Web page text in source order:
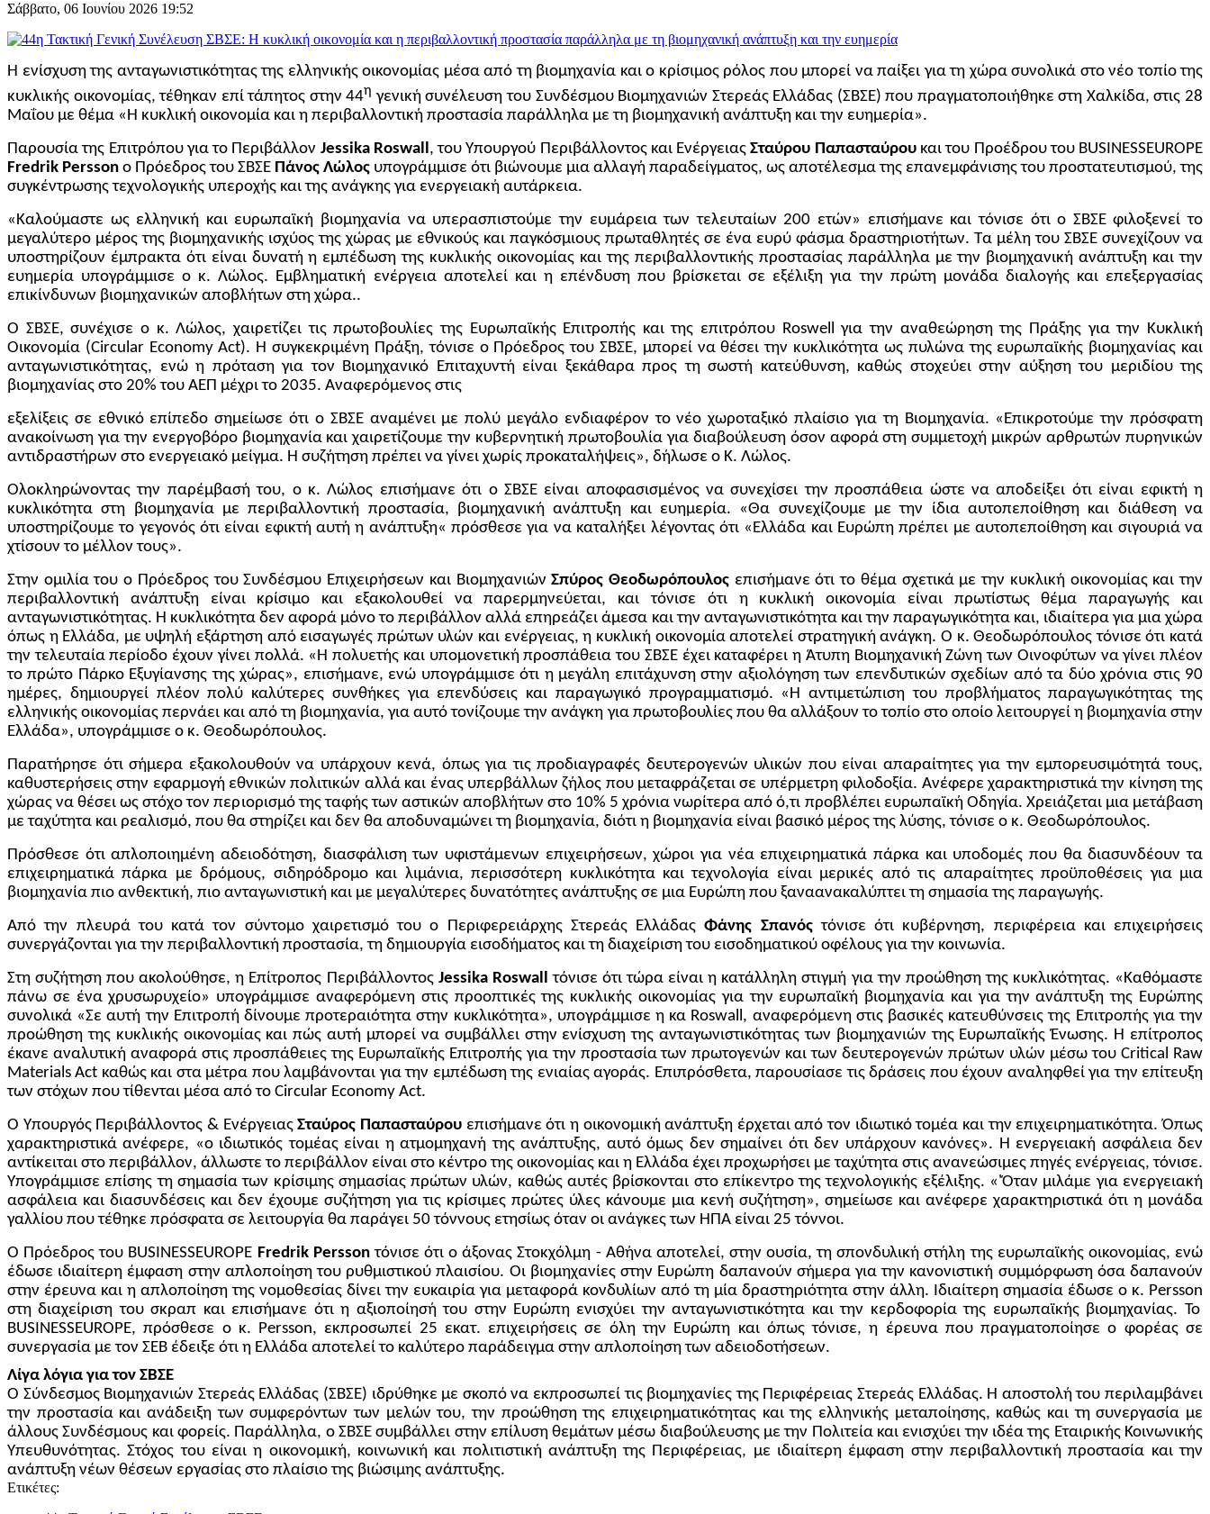
Σάββατο, 06 Ιουνίου 2026 19:52
Η ενίσχυση της ανταγωνιστικότητας της ελληνικής οικονομίας μέσα από τη βιομηχανία και ο κρίσιμος ρόλος που μπορεί να παίξει για τη χώρα συνολικά στο νέο τοπίο της
κυκλικής οικονομίας, τέθηκαν επί τάπητος στην 44η γενική συνέλευση του Συνδέσμου Βιομηχανιών Στερεάς Ελλάδας (ΣΒΣΕ) που πραγματοποιήθηκε στη Χαλκίδα, στις 28
Μαΐου με θέμα «Η κυκλική οικονομία και η περιβαλλοντική προστασία παράλληλα με τη βιομηχανική ανάπτυξη και την ευημερία».
Παρουσία της Επιτρόπου για το Περιβάλλον Jessika Roswall , του Υπουργού Περιβάλλοντος και ΕνέργειαςΣταύρου Παπασταύρουκαι του Προέδρου του BUSINESSEUROPE
Fredrik Persson ο Πρόεδρος του ΣΒΣΕ Πάνος Λώλος υπογράμμισε ότι βιώνουμε μια αλλαγή παραδείγματος, ως αποτέλεσμα της επανεμφάνισης του προστατευτισμού, της
συγκέντρωσης τεχνολογικής υπεροχής και της ανάγκης για ενεργειακή αυτάρκεια.
«Καλούμαστε ως ελληνική και ευρωπαϊκή βιομηχανία να υπερασπιστούμε την ευμάρεια των τελευταίων 200 ετών» επισήμανε και τόνισε ότι ο ΣΒΣΕ φιλοξενεί το
μεγαλύτερο μέρος της βιομηχανικής ισχύος της χώρας με εθνικούς και παγκόσμιους πρωταθλητές σε ένα ευρύ φάσμα δραστηριοτήτων. Τα μέλη του ΣΒΣΕ συνεχίζουν να
υποστηρίζουν έμπρακτα ότι είναι δυνατή η εμπέδωση της κυκλικής οικονομίας και της περιβαλλοντικής προστασίας παράλληλα με την βιομηχανική ανάπτυξη και την
ευημερία υπογράμμισε ο κ. Λώλος. Εμβληματική ενέργεια αποτελεί και η επένδυση που βρίσκεται σε εξέλιξη για την πρώτη μονάδα διαλογής και επεξεργασίας
επικίνδυνων βιομηχανικών αποβλήτων στη χώρα..
Ο ΣΒΣΕ, συνέχισε ο κ. Λώλος, χαιρετίζει τις πρωτοβουλίες της Ευρωπαϊκής Επιτροπής και της επιτρόπου Roswell για την αναθεώρηση της Πράξης για την Κυκλική
Οικονομία (Circular Economy Act). Η συγκεκριμένη Πράξη, τόνισε ο Πρόεδρος του ΣΒΣΕ, μπορεί να θέσει την κυκλικότητα ως πυλώνα της ευρωπαϊκής βιομηχανίας και
ανταγωνιστικότητας, ενώ η πρόταση για τον Βιομηχανικό Επιταχυντή είναι ξεκάθαρα προς τη σωστή κατεύθυνση, καθώς στοχεύει στην αύξηση του μεριδίου της
βιομηχανίας στο 20% του ΑΕΠ μέχρι το 2035. Αναφερόμενος στις
εξελίξεις σε εθνικό επίπεδο σημείωσε ότι ο ΣΒΣΕ αναμένει με πολύ μεγάλο ενδιαφέρον το νέο χωροταξικό πλαίσιο για τη Βιομηχανία. «Επικροτούμε την πρόσφατη
ανακοίνωση για την ενεργοβόρο βιομηχανία και χαιρετίζουμε την κυβερνητική πρωτοβουλία για διαβούλευση όσον αφορά στη συμμετοχή μικρών αρθρωτών πυρηνικών
αντιδραστήρων στο ενεργειακό μείγμα. Η συζήτηση πρέπει να γίνει χωρίς προκαταλήψεις», δήλωσε ο Κ. Λώλος.
Ολοκληρώνοντας την παρέμβασή του, ο κ. Λώλος επισήμανε ότι ο ΣΒΣΕ είναι αποφασισμένος να συνεχίσει την προσπάθεια ώστε να αποδείξει ότι είναι εφικτή η
κυκλικότητα στη βιομηχανία με περιβαλλοντική προστασία, βιομηχανική ανάπτυξη και ευημερία. «Θα συνεχίζουμε με την ίδια αυτοπεποίθηση και διάθεση να
υποστηρίζουμε το γεγονός ότι είναι εφικτή αυτή η ανάπτυξη« πρόσθεσε για να καταλήξει λέγοντας ότι «Ελλάδα και Ευρώπη πρέπει με αυτοπεποίθηση και σιγουριά να
χτίσουν το μέλλον τους».
Στην ομιλία του ο Πρόεδρος του Συνδέσμου Επιχειρήσεων και ΒιομηχανιώνΣπύρος Θεοδωρόπουλος επισήμανε ότι το θέμα σχετικά με την κυκλική οικονομίας και την
περιβαλλοντική ανάπτυξη είναι κρίσιμο και εξακολουθεί να παρερμηνεύεται, και τόνισε ότι η κυκλική οικονομία είναι πρωτίστως θέμα παραγωγής και
ανταγωνιστικότητας. Η κυκλικότητα δεν αφορά μόνο το περιβάλλον αλλά επηρεάζει άμεσα και την ανταγωνιστικότητα και την παραγωγικότητα και, ιδιαίτερα για μια χώρα
όπως η Ελλάδα, με υψηλή εξάρτηση από εισαγωγές πρώτων υλών και ενέργειας, η κυκλική οικονομία αποτελεί στρατηγική ανάγκη. Ο κ. Θεοδωρόπουλος τόνισε ότι κατά
την τελευταία περίοδο έχουν γίνει πολλά. «Η πολυετής και υπομονετική προσπάθεια του ΣΒΣΕ έχει καταφέρει η Άτυπη Βιομηχανική Ζώνη των Οινοφύτων να γίνει πλέον
το πρώτο Πάρκο Εξυγίανσης της χώρας», επισήμανε, ενώ υπογράμμισε ότι η μεγάλη επιτάχυνση στην αξιολόγηση των επενδυτικών σχεδίων από τα δύο χρόνια στις 90
ημέρες, δημιουργεί πλέον πολύ καλύτερες συνθήκες για επενδύσεις και παραγωγικό προγραμματισμό. «Η αντιμετώπιση του προβλήματος παραγωγικότητας της
ελληνικής οικονομίας περνάει και από τη βιομηχανία, για αυτό τονίζουμε την ανάγκη για πρωτοβουλίες που θα αλλάξουν το τοπίο στο οποίο λειτουργεί η βιομηχανία στην
Ελλάδα», υπογράμμισε ο κ. Θεοδωρόπουλος.
Παρατήρησε ότι σήμερα εξακολουθούν να υπάρχουν κενά, όπως για τις προδιαγραφές δευτερογενών υλικών που είναι απαραίτητες για την εμπορευσιμότητά τους,
καθυστερήσεις στην εφαρμογή εθνικών πολιτικών αλλά και ένας υπερβάλλων ζήλος που μεταφράζεται σε υπέρμετρη φιλοδοξία. Ανέφερε χαρακτηριστικά την κίνηση της
χώρας να θέσει ως στόχο τον περιορισμό της ταφής των αστικών αποβλήτων στο 10% 5 χρόνια νωρίτερα από ό,τι προβλέπει ευρωπαϊκή Οδηγία. Χρειάζεται μια μετάβαση
με ταχύτητα και ρεαλισμό, που θα στηρίζει και δεν θα αποδυναμώνει τη βιομηχανία, διότι η βιομηχανία είναι βασικό μέρος της λύσης, τόνισε ο κ. Θεοδωρόπουλος.
Πρόσθεσε ότι απλοποιημένη αδειοδότηση, διασφάλιση των υφιστάμενων επιχειρήσεων, χώροι για νέα επιχειρηματικά πάρκα και υποδομές που θα διασυνδέουν τα
επιχειρηματικά πάρκα με δρόμους, σιδηρόδρομο και λιμάνια, περισσότερη κυκλικότητα και τεχνολογία είναι μερικές από τις απαραίτητες προϋποθέσεις για μια
βιομηχανία πιο ανθεκτική, πιο ανταγωνιστική και με μεγαλύτερες δυνατότητες ανάπτυξης σε μια Ευρώπη που ξαναανακαλύπτει τη σημασία της παραγωγής.
Από την πλευρά του κατά τον σύντομο χαιρετισμό του ο Περιφερειάρχης Στερεάς ΕλλάδαςΦάνης Σπανόςτόνισε ότι κυβέρνηση, περιφέρεια και επιχειρήσεις
συνεργάζονται για την περιβαλλοντική προστασία, τη δημιουργία εισοδήματος και τη διαχείριση του εισοδηματικού οφέλους για την κοινωνία.
Στη συζήτηση που ακολούθησε, η Επίτροπος Περιβάλλοντος Jessika Roswall
τόνισε ότι τώρα είναι η κατάλληλη στιγμή για την προώθηση της κυκλικότητας. «Καθόμαστε
πάνω σε ένα χρυσωρυχείο» υπογράμμισε αναφερόμενη στις προοπτικές της κυκλικής οικονομίας για την ευρωπαϊκή βιομηχανία και για την ανάπτυξη της Ευρώπης
συνολικά «Σε αυτή την Επιτροπή δίνουμε προτεραιότητα στην κυκλικότητα», υπογράμμισε η κα Roswall , αναφερόμενη στις βασικές κατευθύνσεις της Επιτροπής για την
προώθηση της κυκλικής οικονομίας και πώς αυτή μπορεί να συμβάλλει στην ενίσχυση της ανταγωνιστικότητας των βιομηχανιών της Ευρωπαϊκής Ένωσης. Η επίτροπος
έκανε αναλυτική αναφορά στις προσπάθειες της Ευρωπαϊκής Επιτροπής για την προστασία των πρωτογενών και των δευτερογενών πρώτων υλών μέσω τουCritical
Raw
Materials Act καθώς και στα μέτρα που λαμβάνονται για την εμπέδωση της ενιαίας αγοράς. Επιπρόσθετα, παρουσίασε τις δράσεις που έχουν αναληφθεί για την επίτευξη
των στόχων που τίθενται μέσα από το Circular Economy Act.
Ο Υπουργός Περιβάλλοντος & ΕνέργειαςΣταύρος Παπασταύρουεπισήμανε ότι η οικονομική ανάπτυξη έρχεται από τον ιδιωτικό τομέα και την επιχειρηματικότητα. Όπως
χαρακτηριστικά ανέφερε, «ο ιδιωτικός τομέας είναι η ατμομηχανή της ανάπτυξης, αυτό όμως δεν σημαίνει ότι δεν υπάρχουν κανόνες». Η ενεργειακή ασφάλεια δεν
αντίκειται στο περιβάλλον, άλλωστε το περιβάλλον είναι στο κέντρο της οικονομίας και η Ελλάδα έχει προχωρήσει με ταχύτητα στις ανανεώσιμες πηγές ενέργειας, τόνισε.
Υπογράμμισε επίσης τη σημασία των κρίσιμης σημασίας πρώτων υλών, καθώς αυτές βρίσκονται στο επίκεντρο της τεχνολογικής εξέλιξης. «'Όταν μιλάμε για ενεργειακή
ασφάλεια και διασυνδέσεις και δεν έχουμε συζήτηση για τις κρίσιμες πρώτες ύλες κάνουμε μια κενή συζήτηση», σημείωσε και ανέφερε χαρακτηριστικά ότι η μονάδα
γαλλίου που τέθηκε πρόσφατα σε λειτουργία θα παράγει 50 τόννους ετησίως όταν οι ανάγκες των ΗΠΑ είναι 25 τόννοι.
Ο Πρόεδρος του BUSINESS EUROPE Fredrik Perssonτόνισε ότι ο άξονας Στοκχόλμη - Αθήνα αποτελεί, στην ουσία, τη σπονδυλική στήλη της ευρωπαϊκής οικονομίας, ενώ
έδωσε ιδιαίτερη έμφαση στην απλοποίηση του ρυθμιστικού πλαισίου. Οι βιομηχανίες στην Ευρώπη δαπανούν σήμερα για την κανονιστική συμμόρφωση όσα δαπανούν
στην έρευνα και η απλοποίηση της νομοθεσίας δίνει την ευκαιρία για μεταφορά κονδυλίων από τη μία δραστηριότητα στην άλλη. Ιδιαίτερη σημασία έδωσε ο κ. Persson
στη διαχείριση του σκραπ και επισήμανε ότι η αξιοποίησή του στην Ευρώπη ενισχύει την ανταγωνιστικότητα και την κερδοφορία της ευρωπαϊκής βιομηχανίας. Το
BUSINESSEUROPE, πρόσθεσε ο κ. Persson, εκπροσωπεί 25 εκατ. επιχειρήσεις σε όλη την Ευρώπη και όπως τόνισε, η έρευνα που πραγματοποίησε ο φορέας σε
συνεργασία με τον ΣΕΒ έδειξε ότι η Ελλάδα αποτελεί το καλύτερο παράδειγμα στην απλοποίηση των αδειοδοτήσεων.
Λίγα λόγια για τον ΣΒΣΕ
Ο Σύνδεσμος Βιομηχανιών Στερεάς Ελλάδας (ΣΒΣΕ) ιδρύθηκε με σκοπό να εκπροσωπεί τις βιομηχανίες της Περιφέρειας Στερεάς Ελλάδας. Η αποστολή του περιλαμβάνει
την προστασία και ανάδειξη των συμφερόντων των μελών του, την προώθηση της επιχειρηματικότητας και της ελληνικής μεταποίησης, καθώς και τη συνεργασία με
άλλους Συνδέσμους και φορείς. Παράλληλα, ο ΣΒΣΕ συμβάλλει στην επίλυση θεμάτων μέσω διαβούλευσης με την Πολιτεία και ενισχύει την ιδέα της Εταιρικής Κοινωνικής
Υπευθυνότητας. Στόχος του είναι η οικονομική, κοινωνική και πολιτιστική ανάπτυξη της Περιφέρειας, με ιδιαίτερη έμφαση στην περιβαλλοντική προστασία και την
ανάπτυξη νέων θέσεων εργασίας στο πλαίσιο της βιώσιμης ανάπτυξης.
Ετικέτες: